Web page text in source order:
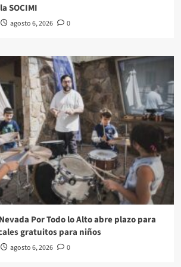
SOCIMI
agosto 6, 2026 0
Por Todo lo Alto abre plazo para
gratuitos para niños
agosto 6, 2026 0